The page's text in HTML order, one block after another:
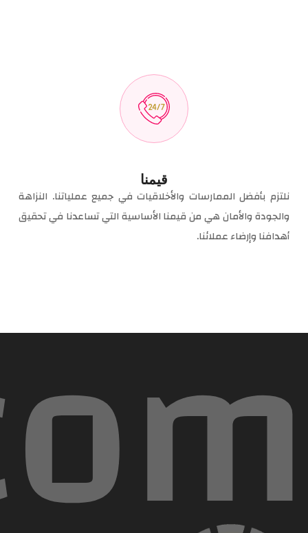
قيمنا
نلتزم بأفضل الممارسات والأخلاقيات في جميع عملياتنا. النزاهة
والجودة والأمان هي من قيمنا الأساسية التي تساعدنا في تحقيق
أهدافنا وإرضاء عملائنا.